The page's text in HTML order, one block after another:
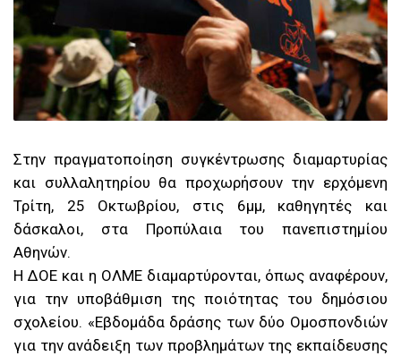
Στην πραγματοποίηση συγκέντρωσης διαμαρτυρίας
και συλλαλητηρίου θα προχωρήσουν την ερχόμενη
Τρίτη, 25 Οκτωβρίου, στις 6μμ, καθηγητές και
δάσκαλοι, στα Προπύλαια του πανεπιστημίου
Αθηνών.
Η ΔΟΕ και η ΟΛΜΕ διαμαρτύρονται, όπως αναφέρουν,
για την υποβάθμιση της ποιότητας του δημόσιου
σχολείου. «Εβδομάδα δράσης των δύο Ομοσπονδιών
για την ανάδειξη των προβλημάτων της εκπαίδευσης